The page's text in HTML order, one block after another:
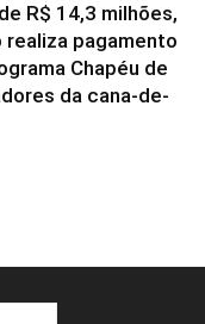
R$ 14,3 milhões,
realiza pagamento
Chapéu de
da cana-de-